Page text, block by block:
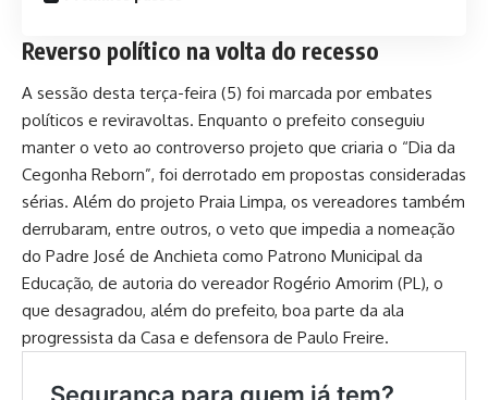
Reverso político na volta do recesso
A sessão desta terça-feira (5) foi marcada por embates
políticos e reviravoltas. Enquanto o prefeito conseguiu
manter o veto ao controverso projeto que criaria o “Dia da
Cegonha Reborn”, foi derrotado em propostas consideradas
sérias. Além do projeto Praia Limpa, os vereadores também
derrubaram, entre outros, o veto que impedia a nomeação
do Padre José de Anchieta como Patrono Municipal da
Educação, de autoria do vereador Rogério Amorim (PL), o
que desagradou, além do prefeito, boa parte da ala
progressista da Casa e defensora de Paulo Freire.